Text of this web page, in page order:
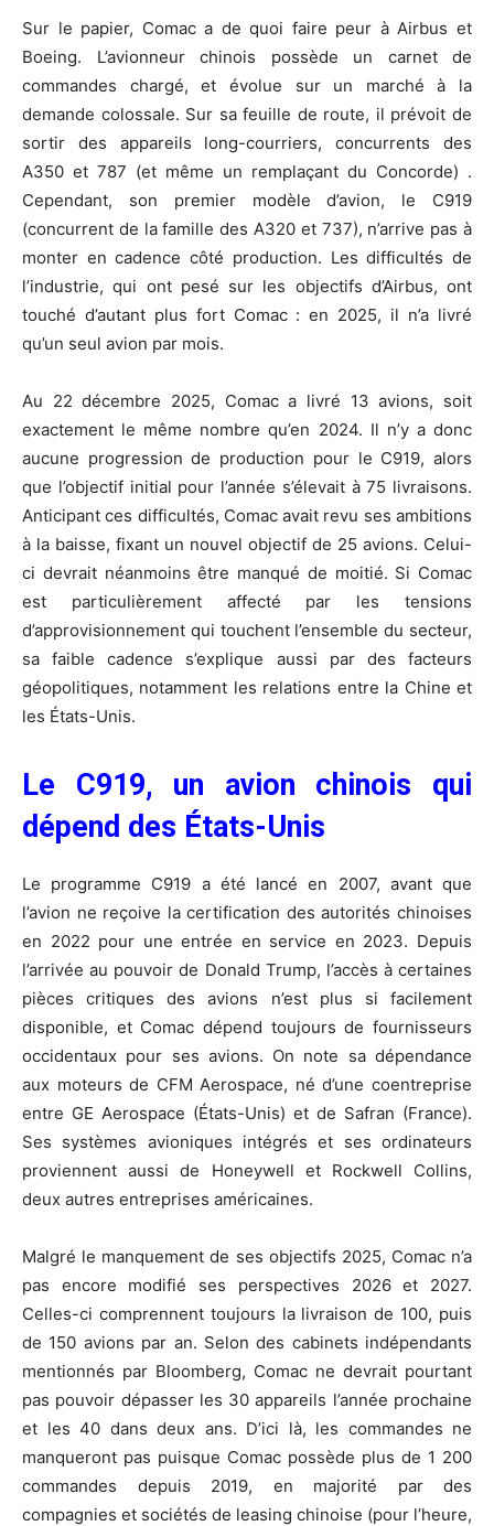
Sur le papier, Comac a de quoi faire peur à Airbus et
Boeing. L’avionneur chinois possède un carnet de
commandes chargé, et évolue sur un marché à la
demande colossale. Sur sa feuille de route, il prévoit de
sortir des appareils long-courriers, concurrents des
A350 et 787 (et même un remplaçant du Concorde) .
Cependant, son premier modèle d’avion, le C919
(concurrent de la famille des A320 et 737), n’arrive pas à
monter en cadence côté production. Les difficultés de
l’industrie, qui ont pesé sur les objectifs d’Airbus, ont
touché d’autant plus fort Comac : en 2025, il n’a livré
qu’un seul avion par mois.
Au 22 décembre 2025, Comac a livré 13 avions, soit
exactement le même nombre qu’en 2024. Il n’y a donc
aucune progression de production pour le C919, alors
que l’objectif initial pour l’année s’élevait à 75 livraisons.
Anticipant ces difficultés, Comac avait revu ses ambitions
à la baisse, fixant un nouvel objectif de 25 avions. Celui-
ci devrait néanmoins être manqué de moitié. Si Comac
est particulièrement affecté par les tensions
d’approvisionnement qui touchent l’ensemble du secteur,
sa faible cadence s’explique aussi par des facteurs
géopolitiques, notamment les relations entre la Chine et
les États-Unis.
Le C919, un avion chinois qui
dépend des États-Unis
Le programme C919 a été lancé en 2007, avant que
l’avion ne reçoive la certification des autorités chinoises
en 2022 pour une entrée en service en 2023. Depuis
l’arrivée au pouvoir de Donald Trump, l’accès à certaines
pièces critiques des avions n’est plus si facilement
disponible, et Comac dépend toujours de fournisseurs
occidentaux pour ses avions. On note sa dépendance
aux moteurs de CFM Aerospace, né d’une coentreprise
entre GE Aerospace (États-Unis) et de Safran (France).
Ses systèmes avioniques intégrés et ses ordinateurs
proviennent aussi de Honeywell et Rockwell Collins,
deux autres entreprises américaines.
Malgré le manquement de ses objectifs 2025, Comac n’a
pas encore modifié ses perspectives 2026 et 2027.
Celles-ci comprennent toujours la livraison de 100, puis
de 150 avions par an. Selon des cabinets indépendants
mentionnés par Bloomberg, Comac ne devrait pourtant
pas pouvoir dépasser les 30 appareils l’année prochaine
et les 40 dans deux ans. D’ici là, les commandes ne
manqueront pas puisque Comac possède plus de 1 200
commandes depuis 2019, en majorité par des
compagnies et sociétés de leasing chinoise (pour l’heure,